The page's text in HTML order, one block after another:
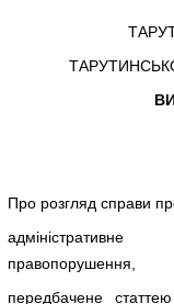
Про розгляд справи
адміністративне